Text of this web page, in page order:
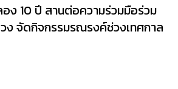
อง 10 ปี สานต่อความร่วมมือร่วม
ง จัดกิจกรรมรณรงค์ช่วงเทศกาล